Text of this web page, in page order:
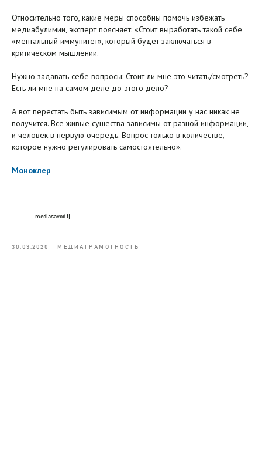
Относительно того, какие меры способны помочь избежать
медиабулимии, эксперт поясняет: «Стоит выработать такой себе
«ментальный иммунитет», который будет заключаться в
критическом мышлении.
Нужно задавать себе вопросы: Стоит ли мне это читать/смотреть?
Есть ли мне на самом деле до этого дело?
А вот перестать быть зависимым от информации у нас никак не
получится. Все живые существа зависимы от разной информации,
и человек в первую очередь. Вопрос только в количестве,
которое нужно регулировать самостоятельно».
Моноклер
mediasavod.tj
30.03.2020 МЕДИАГРАМОТНОСТЬ